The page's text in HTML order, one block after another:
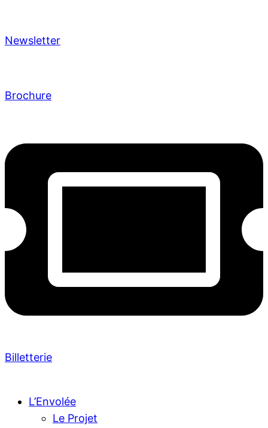
Newsletter
Brochure
Billetterie
L’Envolée
Le Projet